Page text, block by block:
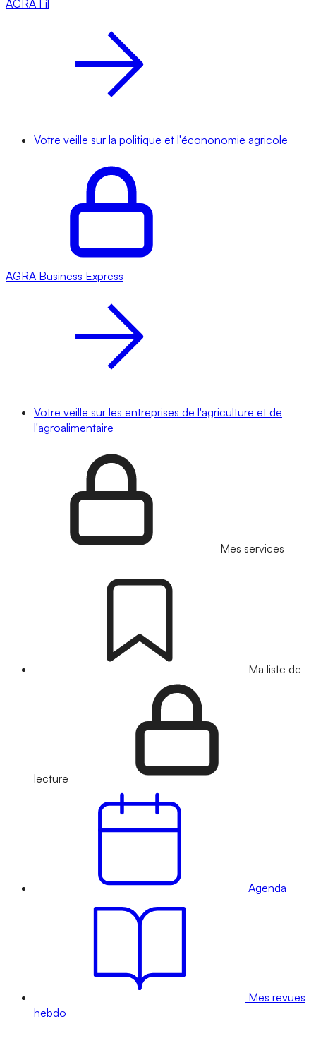
AGRA Fil
Votre veille sur la politique et l'écononomie agricole
AGRA Business Express
Votre veille sur les entreprises de l'agriculture et de
l'agroalimentaire
Mes services
Ma liste de
lecture
Agenda
Mes revues
hebdo